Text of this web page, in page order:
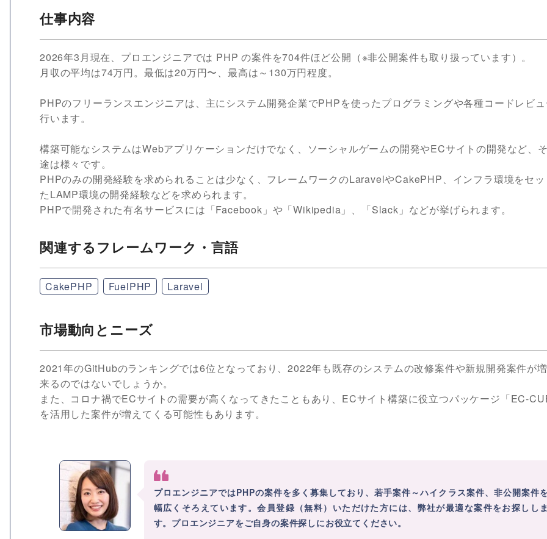
仕事内容
2026年3月現在、プロエンジニアでは PHP の案件を704件ほど公開（※非公開案件も取り扱っています）。
月収の平均は74万円。最低は20万円〜、最高は～130万円程度。
PHPのフリーランスエンジニアは、主にシステム開発企業でPHPを使ったプログラミングや各種コードレビュ
行います。
構築可能なシステムはWebアプリケーションだけでなく、ソーシャルゲームの開発やECサイトの開発など、
途は様々です。
PHPのみの開発経験を求められることは少なく、フレームワークのLaravelやCakePHP、インフラ環境をセッ
たLAMP環境の開発経験などを求められます。
PHPで開発された有名サービスには「Facebook」や「Wikipedia」、「Slack」などが挙げられます。
関連するフレームワーク・言語
CakePHP FuelPHP Laravel
市場動向とニーズ
2021年のGitHubのランキングでは6位となっており、2022年も既存のシステムの改修案件や新規開発案件が
来るのではないでしょうか。
また、コロナ禍でECサイトの需要が高くなってきたこともあり、ECサイト構築に役立つパッケージ「EC-
を活用した案件が増えてくる可能性もあります。
プロエンジニアではPHPの案件を多く募集しており、若手案件～ハイクラス案件、非公開案件
幅広くそろえています。会員登録（無料）いただけた方には、弊社が最適な案件をお探ししま
す。プロエンジニアをご自身の案件探しにお役立てください。